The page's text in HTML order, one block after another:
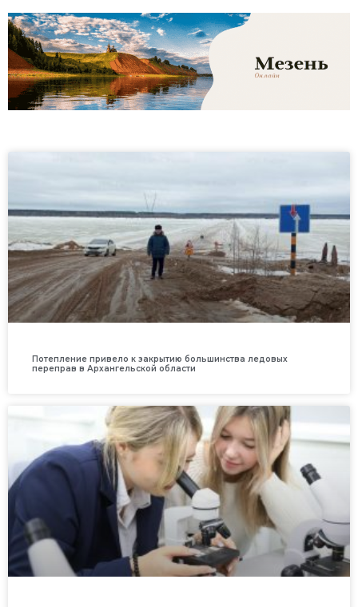
Потепление привело к закрытию большинства ледовых
переправ в Архангельской области